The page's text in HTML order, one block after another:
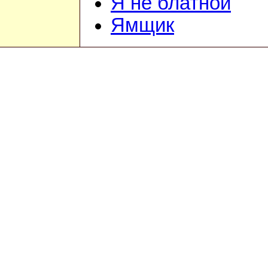
Ямщик